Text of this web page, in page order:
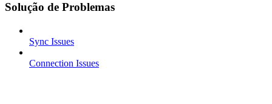
Solução de Problemas
Sync Issues
Connection Issues